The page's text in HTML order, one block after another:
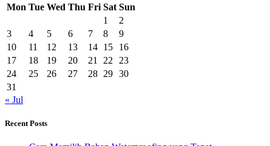
Mon Tue Wed Thu Fri Sat Sun
1
2
3
4 5 6 7 8
9
10
11 12 13 14 15
16
17
18 19 20 21 22
23
24
25 26 27 28 29 30
31
« Jul
Recent Posts